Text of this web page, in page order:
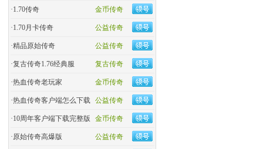
金币传奇
·1.70传奇
公益传奇
·1.70月卡传奇
公益传奇
·精品原始传奇
复古传奇
·复古传奇1.76经典服
金币传奇
·热血传奇老玩家
公益传奇
·热血传奇客户端怎么下载
金币传奇
·10周年客户端下载完整版
公益传奇
·原始传奇高爆版